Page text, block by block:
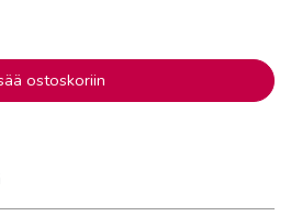
ostoskoriin